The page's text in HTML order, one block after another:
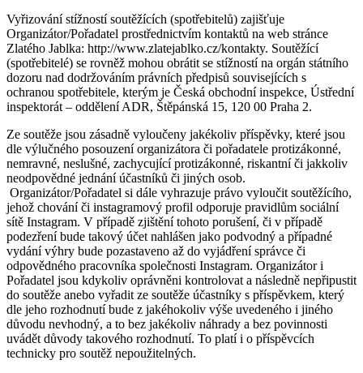
Vyřizování stížností soutěžících (spotřebitelů) zajišťuje
Organizátor/Pořadatel prostřednictvím kontaktů na web stránce
Zlatého Jablka: http://www.zlatejablko.cz/kontakty. Soutěžící
(spotřebitelé) se rovněž mohou obrátit se stížností na orgán státního
dozoru nad dodržováním právních předpisů souvisejících s
ochranou spotřebitele, kterým je Česká obchodní inspekce, Ústřední
inspektorát – oddělení ADR, Štěpánská 15, 120 00 Praha 2.
Ze soutěže jsou zásadně vyloučeny jakékoliv příspěvky, které jsou
dle výlučného posouzení organizátora či pořadatele protizákonné,
nemravné, neslušné, zachycující protizákonné, riskantní či jakkoliv
neodpovědné jednání účastníků či jiných osob.
Organizátor/Pořadatel si dále vyhrazuje právo vyloučit soutěžícího,
jehož chování či instagramový profil odporuje pravidlům sociální
sítě Instagram. V případě zjištění tohoto porušení, či v případě
podezření bude takový účet nahlášen jako podvodný a případné
vydání výhry bude pozastaveno až do vyjádření správce či
odpovědného pracovníka společnosti Instagram. Organizátor i
Pořadatel jsou kdykoliv oprávněni kontrolovat a následně nepřipustit
do soutěže anebo vyřadit ze soutěže účastníky s příspěvkem, který
dle jeho rozhodnutí bude z jakéhokoliv výše uvedeného i jiného
důvodu nevhodný, a to bez jakékoliv náhrady a bez povinnosti
uvádět důvody takového rozhodnutí. To platí i o příspěvcích
technicky pro soutěž nepoužitelných.